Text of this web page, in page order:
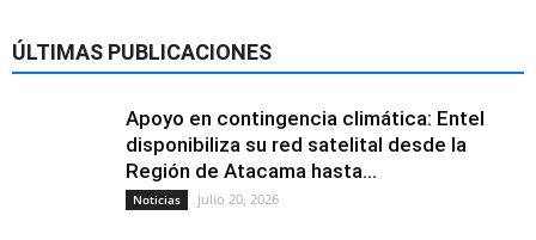
ÚLTIMAS PUBLICACIONES
Apoyo en contingencia climática: Entel
disponibiliza su red satelital desde la
Región de Atacama hasta...
Noticias julio 20, 2026